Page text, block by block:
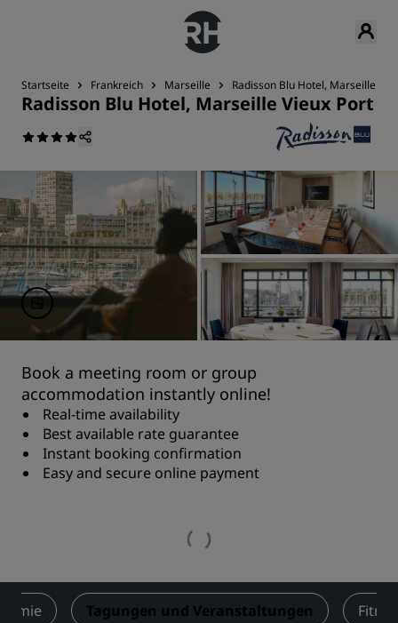
Startseite Frankreich Marseille Radisson Blu Hotel, Marseille
Radisson Blu Hotel, Marseille Vieux Port
Book a meeting room or group
accommodation instantly online!
Real-time availability
Best available rate guarantee
Instant booking confirmation
Easy and secure online payment
Tagungen und Veranstaltungen